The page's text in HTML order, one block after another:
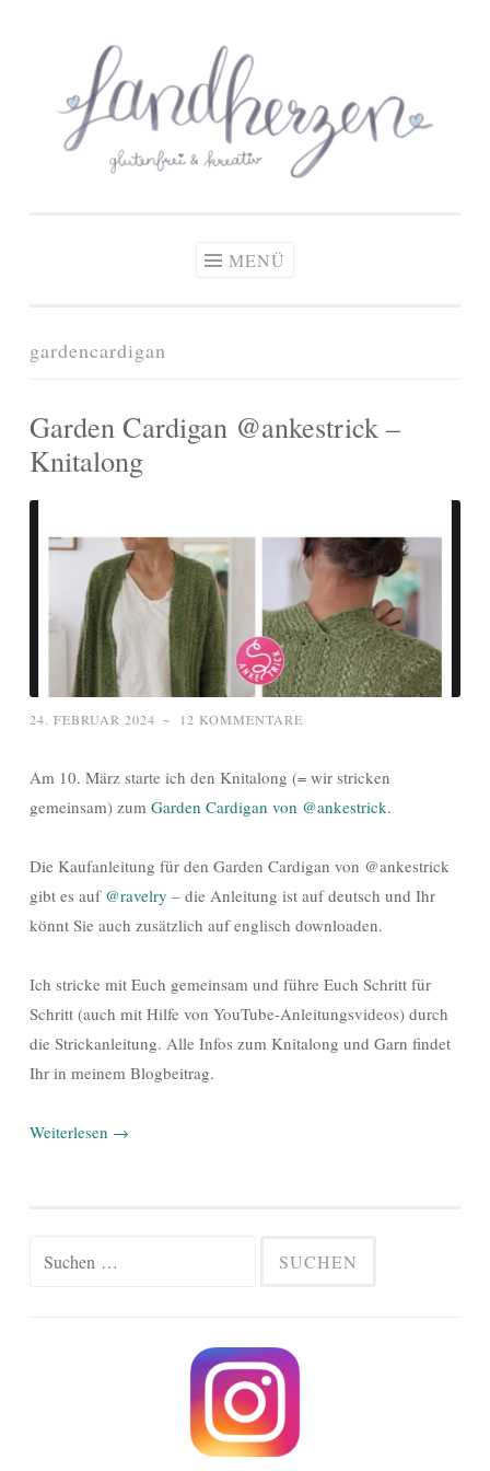
springen
Zöliakie, glutenfreie Ernährung
MENÜ
gardencardigan
Garden Cardigan @ankestrick –
Knitalong
24. FEBRUAR 2024 ~ 12 KOMMENTARE
Am 10. März starte ich den Knitalong (= wir stricken
gemeinsam) zum Garden Cardigan von @ankestrick.
Die Kaufanleitung für den Garden Cardigan von @ankestrick
gibt es auf @ravelry – die Anleitung ist auf deutsch und Ihr
könnt Sie auch zusätzlich auf englisch downloaden.
Ich stricke mit Euch gemeinsam und führe Euch Schritt für
Schritt (auch mit Hilfe von YouTube-Anleitungsvideos) durch
die Strickanleitung. Alle Infos zum Knitalong und Garn findet
Ihr in meinem Blogbeitrag.
Weiterlesen →
Suchen